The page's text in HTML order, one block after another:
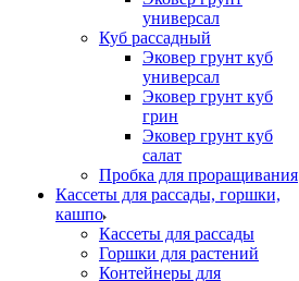
универсал
Куб рассадный
Эковер грунт куб
универсал
Эковер грунт куб
грин
Эковер грунт куб
салат
Пробка для проращивания
Кассеты для рассады, горшки,
кашпо
Кассеты для рассады
Горшки для растений
Контейнеры для